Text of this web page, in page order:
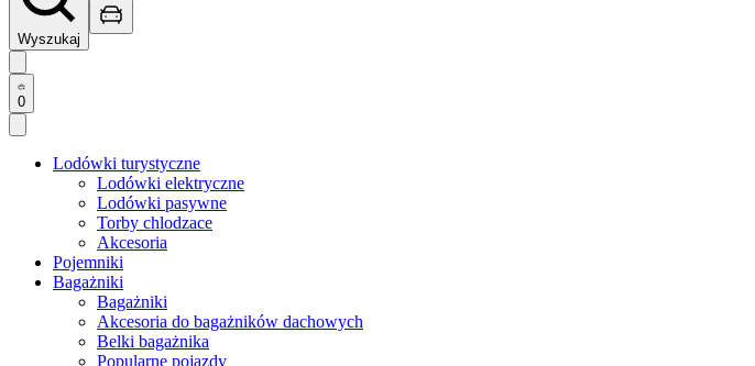
Wyszukaj
0
Lodówki turystyczne
Lodówki elektryczne
Lodówki pasywne
Torby chlodzace
Akcesoria
Pojemniki
Bagażniki
Bagażniki
Akcesoria do bagażników dachowych
Belki bagażnika
Popularne pojazdy